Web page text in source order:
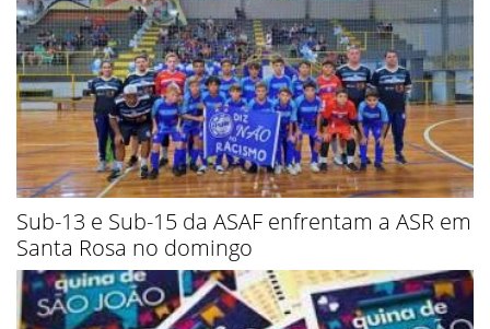
Sub-13 e Sub-15 da ASAF enfrentam a ASR em
Santa Rosa no domingo